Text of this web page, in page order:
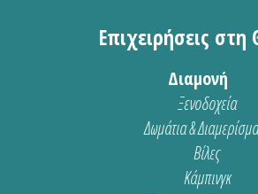
Επιχειρήσεις
Διαμονή
Ξενοδοχεία
Δωμάτια &
Βίλες
Κάμπινγκ